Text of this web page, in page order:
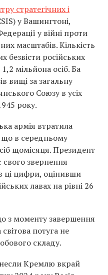
стратегічних і
у Вашингтоні,
у війні проти
масштабів. Кількість
безвісти російських
мільйона осіб. Ба
вищі за загальну
Союзу в усіх
року.
армія втратила
що в середньому
щомісяця. Президент
звернення
ці цифри, оцінивши
лавах на рівні 26
з моменту завершення
потуга не
складу.
Кремлю вкрай